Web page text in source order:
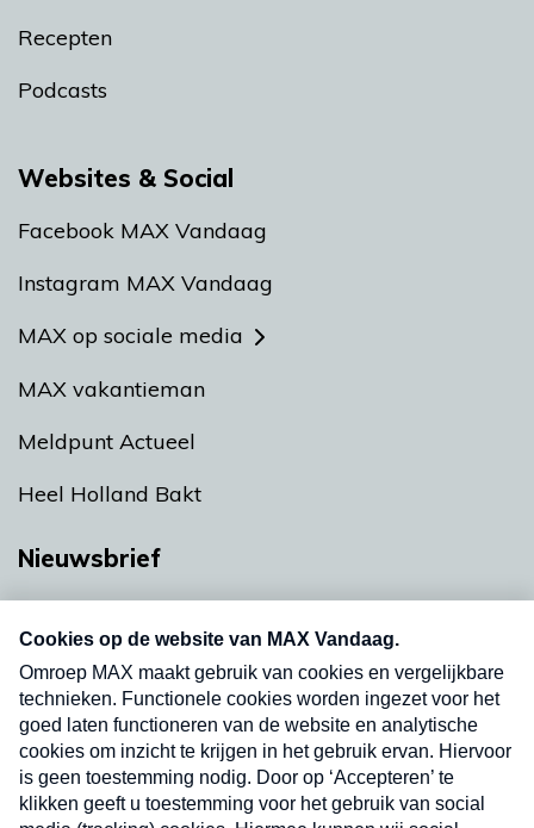
Recepten
Podcasts
Websites & Social
Facebook MAX Vandaag
Instagram MAX Vandaag
MAX op sociale media
MAX vakantieman
Meldpunt Actueel
Heel Holland Bakt
Nieuwsbrief
nieuwsbrief. Elke vrijdag- en dinsdagochtend in
uw mailbox.
Verzend